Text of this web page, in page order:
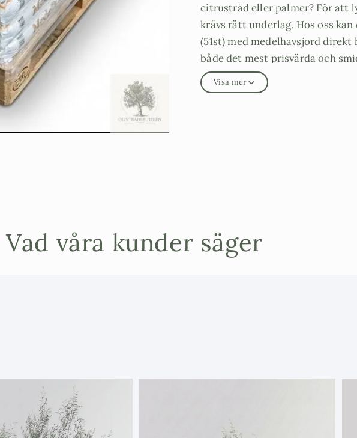
citrusträd eller palmer? För att
krävs rätt underlag. Hos oss
(51st) med medelhavsjord
både det mest prisvärda och
med en medelhavsträdgård eller
utvecklad för växter som kräver
specifik näringsbalans.
perfekt storlek för att enkelt
Visa mer
Vad våra kunder säger